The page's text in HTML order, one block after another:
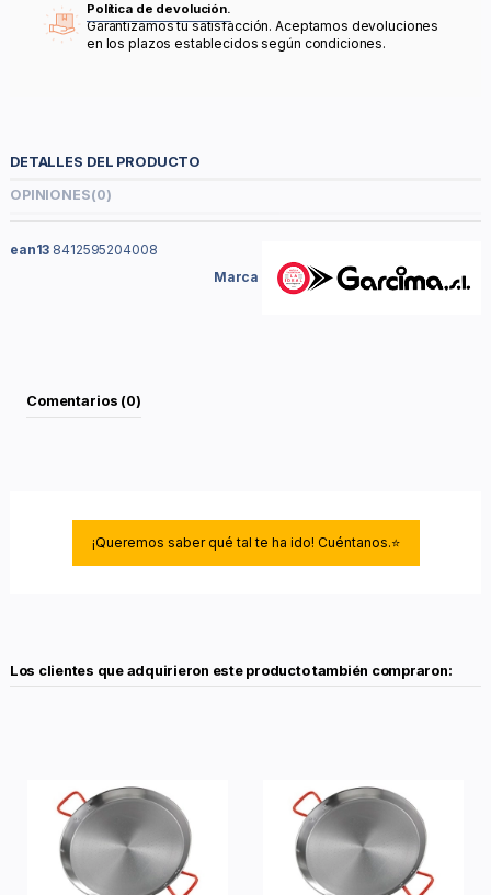
Política de devolución.
Garantizamos tu satisfacción. Aceptamos devoluciones
en los plazos establecidos según condiciones.
DETALLES DEL PRODUCTO
OPINIONES(0)
Marca
ean13 8412595204008
Comentarios (0)
¡Queremos saber qué tal te ha ido! Cuéntanos.⭐
Los clientes que adquirieron este producto también compraron: